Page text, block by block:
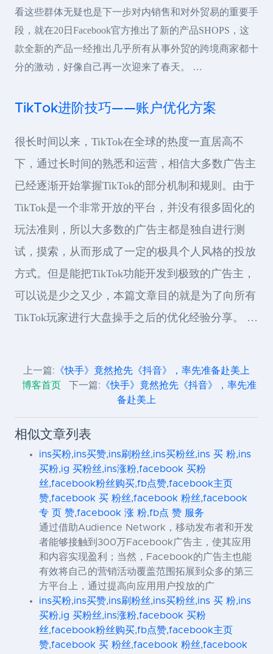
看这些群体无疑也是下一步对内销售和对外贸易的重要手
段，就在20日Facebook官方推出了新的产品SHOPS，这
款全新的产品一经推出几乎所有从事外贸的跨境商家都十
分的激动，好像自己再一次迎来了春天。 …
TikTok进阶技巧——账户优化方案
很长时间以来，TikTok在全球的热度一直居高不
下，通过长时间的熟悉和运营，相信大多数广告主
已经逐渐开始掌握TikTok的部分机制和规则。由于
TikTok是一个非常开放的平台，并没有很多固化的
玩法准则，所以大多数的广告主都是独自进行测
试，摸索，从而形成了一定的极具个人风格的投放
方式。但是能把TikTok功能开发到极致的广告主，
可以说是少之又少，本篇文章目的就是为了向所有
TikTok玩家进行大盘操手之后的优化经验分享。 …
上一篇: 《快手》竟然抢先《抖音》，率先准备赴美上
博客首页
下一篇: 《快手》竟然抢先《抖音》，率先准
备赴美上
相似文章列表
ins买粉,ins买赞,ins刷粉丝,ins买粉丝,ins 买 粉,ins
买粉,ig 买粉丝,ins涨粉,facebook 买粉
丝,facebook粉丝购买,fb点赞,facebook主页
赞,facebook 买 粉丝,facebook 粉丝,facebook
专 页 赞,facebook 涨 粉,fb点 赞 服务
通过借助Audience Network，移动发布者和开发
者能够接触到300万Facebook广告主，使其应用
和内容实现盈利；当然，Facebook的广告主也能
有效将自己的营销活动覆盖范围拓展到众多的第三
方平台上，通过提高向应用用户投放的广
ins买粉,ins买赞,ins刷粉丝,ins买粉丝,ins 买 粉,ins
买粉,ig 买粉丝,ins涨粉,facebook 买粉
丝,facebook粉丝购买,fb点赞,facebook主页
赞,facebook 买 粉丝,facebook 粉丝,facebook